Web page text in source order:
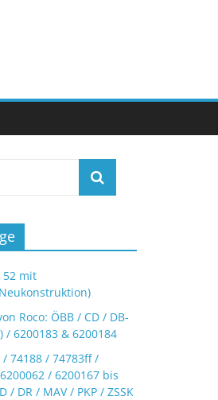
52 mit
Roco: ÖBB / CD / DB-
/ 6200183 & 6200184
/ 74188 / 74783ff /
/ 6200167 bis
/ DR / MAV / PKP / ZSSK